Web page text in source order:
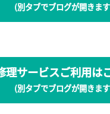
(別タブでブログが開きま
理サービスご利用は
(別タブでブログが開きま